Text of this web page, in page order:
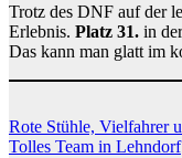
Trotz des DNF auf der
Erlebnis. Platz 31. in
Das kann man glatt im
Rote Stühle, Vielfahrer
Tolles Team in Lehndorf